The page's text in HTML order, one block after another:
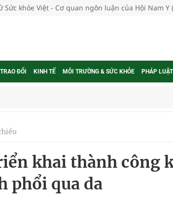
Sức khỏe Việt - Cơ quan ngôn luận của Hội Nam Y
ĐỔI KINH TẾ MÔI TRƯỜNG & SỨC KHỎE PHÁP
nhiệt độ cao nhất 35 độ
gia
thực tế
khai thành công
phổi qua da